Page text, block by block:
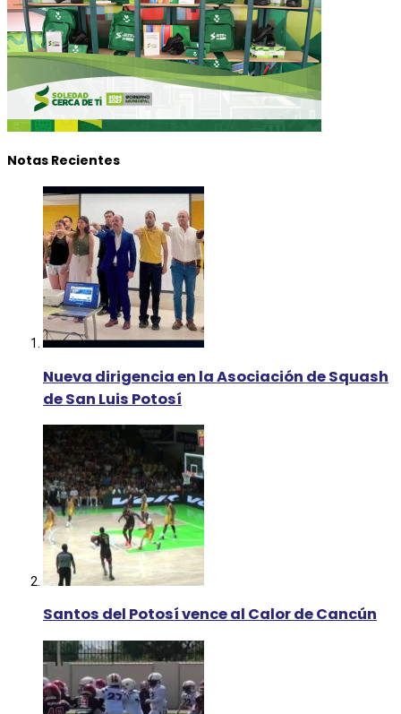
Notas Recientes
Nueva dirigencia en la Asociación de Squash
de San Luis Potosí
Santos del Potosí vence al Calor de Cancún